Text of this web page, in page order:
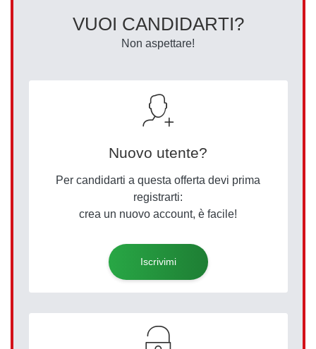
VUOI CANDIDARTI?
Non aspettare!
Nuovo utente?
Per candidarti a questa offerta devi prima
registrarti:
crea un nuovo account, è facile!
Iscrivimi